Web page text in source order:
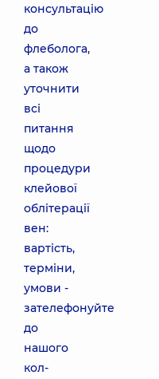
консультацію
до
флеболога,
а також
уточнити
всі
питання
щодо
процедури
клейової
облітерації
вен:
вартість,
терміни,
умови -
зателефонуйте
до
нашого
кол-